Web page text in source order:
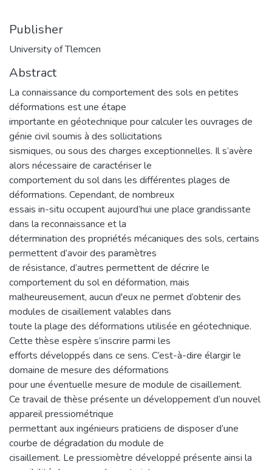
Publisher
University of Tlemcen
Abstract
La connaissance du comportement des sols en petites
déformations est une étape
importante en géotechnique pour calculer les ouvrages de
génie civil soumis à des sollicitations
sismiques, ou sous des charges exceptionnelles. Il s’avère
alors nécessaire de caractériser le
comportement du sol dans les différentes plages de
déformations. Cependant, de nombreux
essais in-situ occupent aujourd’hui une place grandissante
dans la reconnaissance et la
détermination des propriétés mécaniques des sols, certains
permettent d’avoir des paramètres
de résistance, d’autres permettent de décrire le
comportement du sol en déformation, mais
malheureusement, aucun d'eux ne permet d’obtenir des
modules de cisaillement valables dans
toute la plage des déformations utilisée en géotechnique.
Cette thèse espère s’inscrire parmi les
efforts développés dans ce sens. C’est-à-dire élargir le
domaine de mesure des déformations
pour une éventuelle mesure de module de cisaillement.
Ce travail de thèse présente un développement d’un nouvel
appareil pressiométrique
permettant aux ingénieurs praticiens de disposer d’une
courbe de dégradation du module de
cisaillement. Le pressiomètre développé présente ainsi la